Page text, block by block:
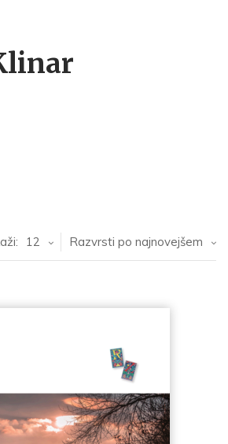
Razvrsti po najnovejšem
12